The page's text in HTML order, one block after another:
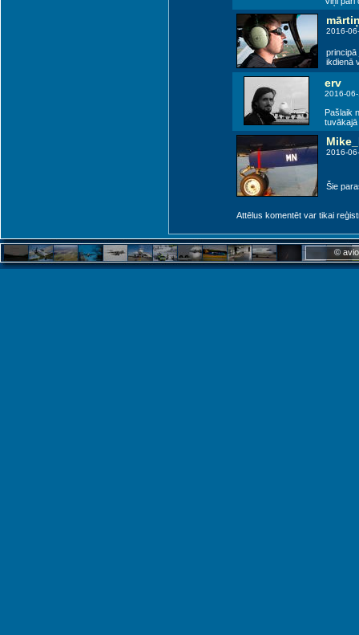
2016-
principā
ikdienā
erv
2016-
Pašlaik
tuvākajā
2016-
Šie
Attēlus komentēt var tikai
©